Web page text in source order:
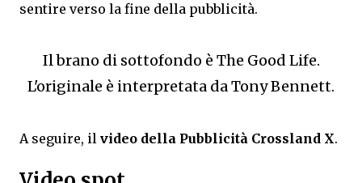
sentire verso la fine della pubblicità.
Il brano di sottofondo è The Good Life.
L'originale è interpretata da Tony Bennett.
A seguire, il video della Pubblicità Crossland X.